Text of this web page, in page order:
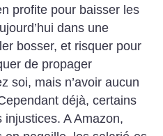
profite pour baisser les
dans une
bosser, et risquer pour
de propager
soi, mais n’avoir aucun
déjà, certains
A Amazon,